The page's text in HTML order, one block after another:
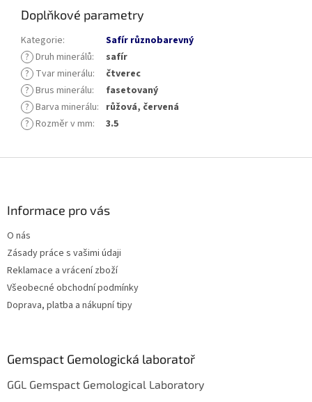
Doplňkové parametry
Kategorie:
Safír různobarevný
? Druh minerálů:
safír
? Tvar minerálu:
čtverec
? Brus minerálu:
fasetovaný
? Barva minerálu: růžová, červená
? Rozměr v mm: 3.5
Informace pro vás
O nás
Zásady práce s vašimi údaji
Reklamace a vrácení zboží
Všeobecné obchodní podmínky
Doprava, platba a nákupní tipy
Gemspact Gemologická laboratoř
GGL Gemspact Gemological Laboratory